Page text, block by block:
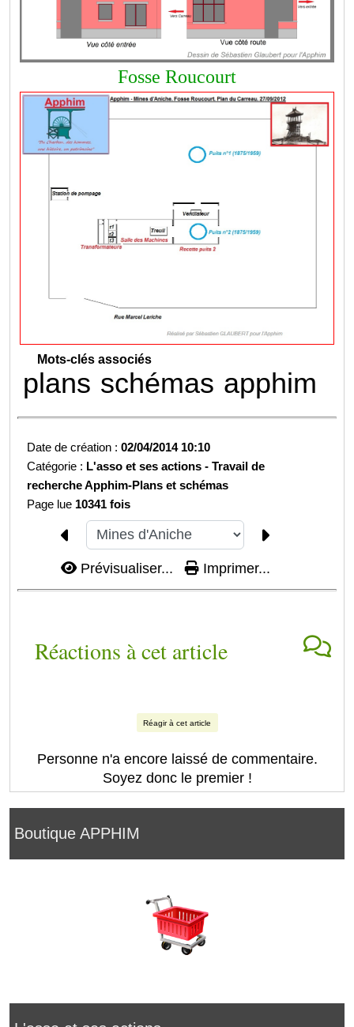
Boutique APPHIM
Fosse Roucourt
Mots-clés associés
plans schémas apphim
Date de création :02/04/2014 10:10
Catégorie : L'asso et ses actions -Travail de
recherche Apphim-Plans et schémas
Page lue 10341 fois
Prévisualiser... Imprimer...
Réactions à cet article
Réagir à cet article
Personne n'a encore laissé de commentaire.
Soyez donc le premier !